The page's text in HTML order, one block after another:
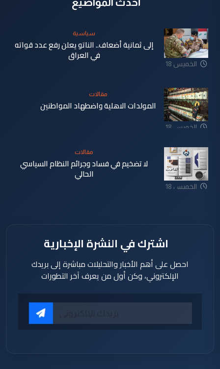
الخميس 18
سياسية
إلى ثمانية أضعاف.. الناتو يعلن رفع عدد قواته
في العراق
الخميس 18
مقالات
المولدات الاهلية واضطهاد المواطنين
الخميس 18
مقالات
لا تضخيم في فساد وجرائم النظام السياسي
الحالي
اشترك في النشرة الإخبارية
احصل على أهم الأخبار والتحليلات مباشرة إلى بريدك
الإلكتروني، وكن أول من يعرف آخر التطورات